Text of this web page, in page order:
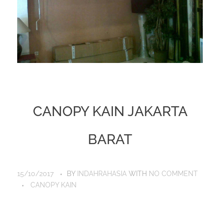
CANOPY KAIN JAKARTA
BARAT
15/10/2017 BY INDAHRAHASIA WITH NO COMMENT
CANOPY KAIN